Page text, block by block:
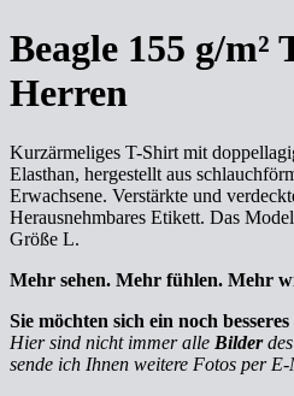
Beagle 155 g/
Herren
Kurzärmeliges T-Shirt mit
Elasthan, hergestellt aus
Erwachsene. Verstärkte und
Herausnehmbares Etikett. Das
Größe L.
Mehr sehen. Mehr fühlen. Mehr
Sie möchten sich ein noch
Hier sind nicht immer alle Bilderdes
sende ich Ihnen weitere Fotos per